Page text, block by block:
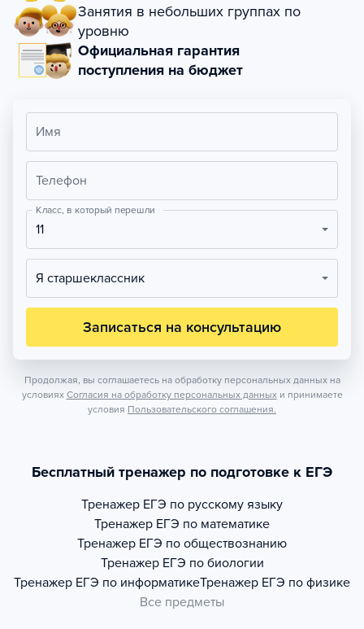
Занятия в небольших группах по
уровню
Официальная гарантия
поступления на бюджет
Имя
Телефон
Класс, в который перешли
11
Я старшеклассник
Записаться на консультацию
Продолжая, вы соглашаетесь на обработку персональных данных на
условиях Согласия на обработку персональных данных и принимаете
условия Пользовательского соглашения.
Бесплатный тренажер по подготовке к ЕГЭ
Тренажер ЕГЭ по русскому языку
Тренажер ЕГЭ по математике
Тренажер ЕГЭ по обществознанию
Тренажер ЕГЭ по биологии
Тренажер ЕГЭ по информатикеТренажер ЕГЭ по физике
Все предметы